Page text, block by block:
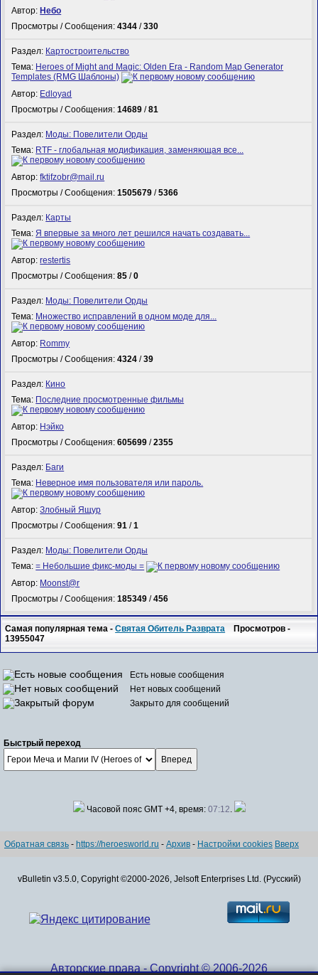
Автор: Небо
Просмотры / Сообщения:4344 /330
Раздел: Картостроительство
Тема: Heroes of Might and Magic: Olden Era - Random Map Generator
Templates (RMG Шаблоны)
Автор: Edloyad
Просмотры / Сообщения:14689 /81
Раздел: Моды: Повелители Орды
Тема: RTF - глобальная модификация, заменяющая все...
Автор:fktifzobr@mail.ru
Просмотры / Сообщения:1505679 /5366
Раздел: Карты
Тема:Я впервые за много лет решился начать создавать...
Автор:restertis
Просмотры / Сообщения:85 /0
Раздел: Моды: Повелители Орды
Тема: Множество исправлений в одном моде для...
Автор: Rommy
Просмотры / Сообщения:4324 /39
Раздел: Кино
Тема: Последние просмотренные фильмы
Автор: Нэйко
Просмотры / Сообщения:605699 /2355
Раздел: Баги
Тема: Неверное имя пользователя или пароль.
Автор:Злобный Ящур
Просмотры / Сообщения:91 /1
Раздел: Моды: Повелители Орды
Тема:= Небольшие фикс-моды =
Автор: Mооnst@r
Просмотры / Сообщения:185349 /456
Самая популярная тема -Святая Обитель Разврата Просмотров -
13955047
Есть новые сообщения
Нет новых сообщений
Закрыто для сообщений
Быстрый переход
Часовой пояс GMT +4, время: 07:12.
Обратная связь - https://heroesworld.ru - Архив - Настройки cookies Вверх
vBulletin v3.5.0, Copyright ©2000-2026, Jelsoft Enterprises Ltd. (Русский)
Авторские права - Copyright © 2006-2026